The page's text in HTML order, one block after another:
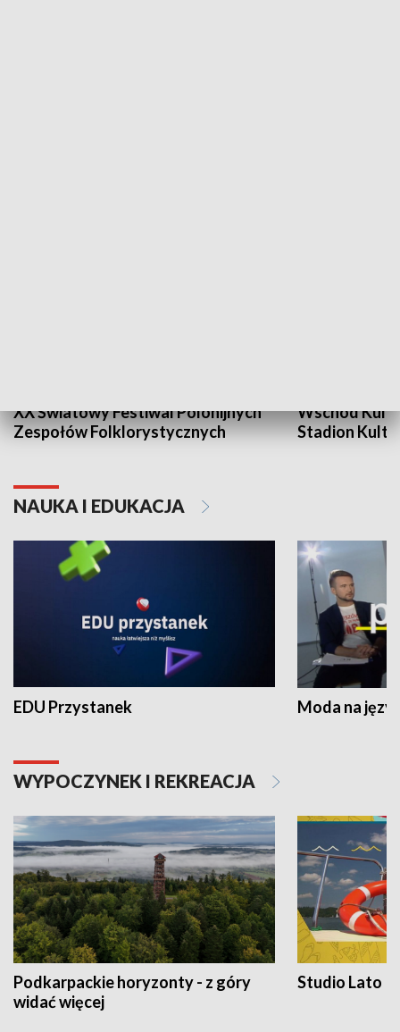
XX Światowy Festiwal Polonijnych
Zespołów Folklorystycznych
Wschód
Stadion
NAUKA I EDUKACJA
EDU Przystanek Moda na
WYPOCZYNEK I REKREACJA
Podkarpackie horyzonty - z góry
widać więcej
Studio Lato